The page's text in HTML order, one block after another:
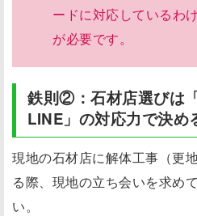
ードに対応しているわ
が必要です。
鉄則②：石材店選びは
LINE」の対応力で決め
現地の石材店に解体工事（更
る際、現地の立ち会いを求め
い。